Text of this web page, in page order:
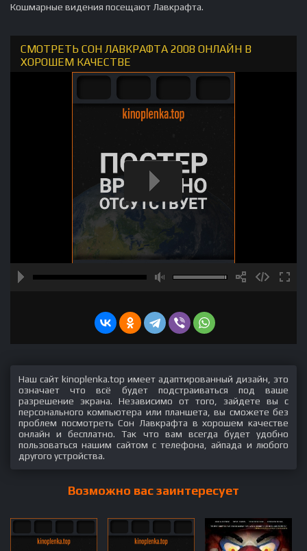
Кошмарные видения посещают Лавкрафта.
СМОТРЕТЬ СОН ЛАВКРАФТА 2008 ОНЛАЙН В
ХОРОШЕМ КАЧЕСТВЕ
Наш сайт kinoplenka.top имеет адаптированный дизайн, это
означает что всё будет подстраиваться под ваше
разрешение экрана. Независимо от того, зайдете вы с
персонального компьютера или планшета, вы сможете без
проблем посмотреть Сон Лавкрафта в хорошем качестве
онлайн и бесплатно. Так что вам всегда будет удобно
пользоваться нашим сайтом с телефона, айпада и любого
другого устройства.
Возможно вас заинтересует